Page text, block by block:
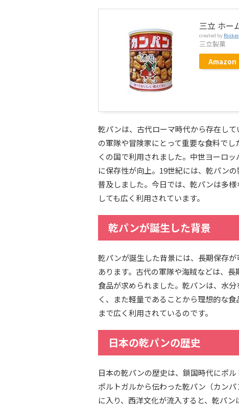
三立 ホー
created by Rinker
三立製菓
Amazon
乾パンは、古代ローマ時代から存在し
の軍隊や冒険家にとって重要な食料で
くの国で利用されました。中世ヨーロ
に保存性が向上。19世紀には、乾パン
普及しました。今日では、乾パンは多
しても広く利用されています。
乾パンが誕生した背景
乾パンが誕生した背景には、長期保存
あります。古代の軍隊や海賊などは、
食品が求められました。乾パンは、水
く、また軽量であることから理想的な
まで広く利用されているのです。
日本の乾パンの歴史
日本の乾パンの歴史は、鎖国時代にポ
ポルトガルから伝わった乾パン（カン
に入り、西洋文化が流入すると、乾パ